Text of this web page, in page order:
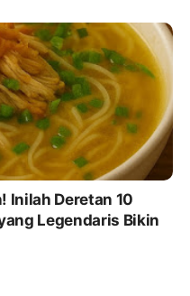
Inilah Deretan 10
Legendaris Bikin